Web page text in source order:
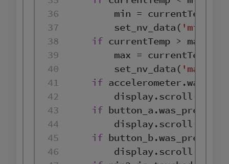
36
min
37
        set_nv_data(
38
if currentTemp > max
39
max
40
        set_nv_data(
41
if
42
43
if
44
45
if
46